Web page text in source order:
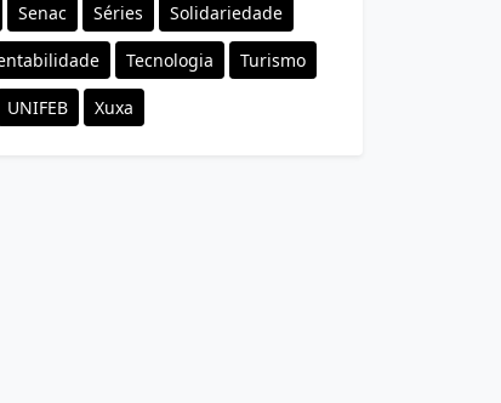
Senac Séries Solidariedade
Tecnologia Turismo
UNIFEB Xuxa